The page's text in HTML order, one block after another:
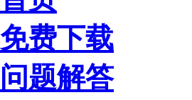
免费下载
问题解答